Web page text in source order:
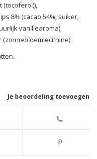
(tocoferol)),
8% (cacao 54%, suiker,
vanillearoma),
(zonnebloemlecithine).
.
Je beoordeling toevoegen